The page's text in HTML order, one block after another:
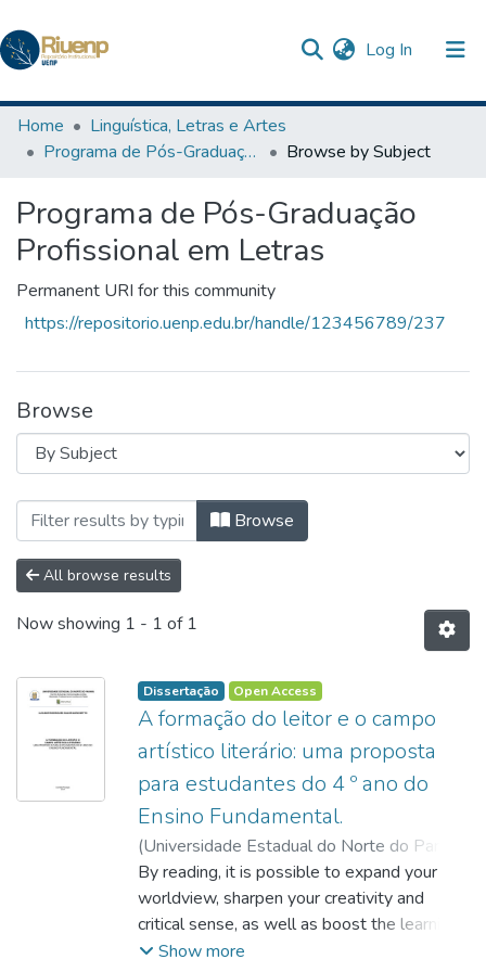
Log In (current)
Communities & Collections
Browse DSpace
The Repository
Home
Linguística, Letras e Artes
Programa de Pós-Graduação Profissional em Letras
Browse by Subject
Programa de Pós-Graduação
Profissional em Letras
Permanent URI for this community
https://repositorio.uenp.edu.br/handle/123456789/237
Browse
Browsing Programa de Pós-
Browse
All browse results
Now showing 1 - 1 of 1
Dissertação Open Access
A formação do leitor e o campo
artístico literário: uma proposta
para estudantes do 4 º ano do
Ensino Fundamental.
(Universidade Estadual do Norte do Paraná,
2024)Marchetto, , Luciane Rodrigues
Sales;Araújo,, Roberta Negrão de;
http://lattes.cnpq.br/0676766332500379
By reading, it is possible to expand your
worldview, sharpen your creativity and
critical sense, as well as boost the learning
process. However, reading proficiency rates
Show more